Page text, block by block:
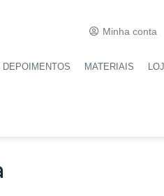
Minha conta
DEPOIMENTOS MATERIAIS